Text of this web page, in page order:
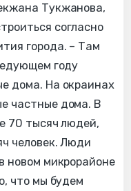
Тукжанова,
согласно
города. – Там
году
дома. На окраинах
частные дома. В
70 тысяч людей,
человек. Люди
новом микрорайоне
что мы будем